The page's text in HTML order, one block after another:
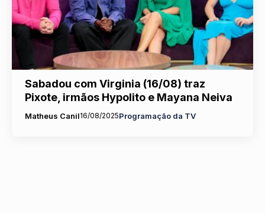
Sabadou com Virginia (16/08) traz
Pixote, irmãos Hypolito e Mayana Neiva
Matheus Canil16/08/2025Programação da TV